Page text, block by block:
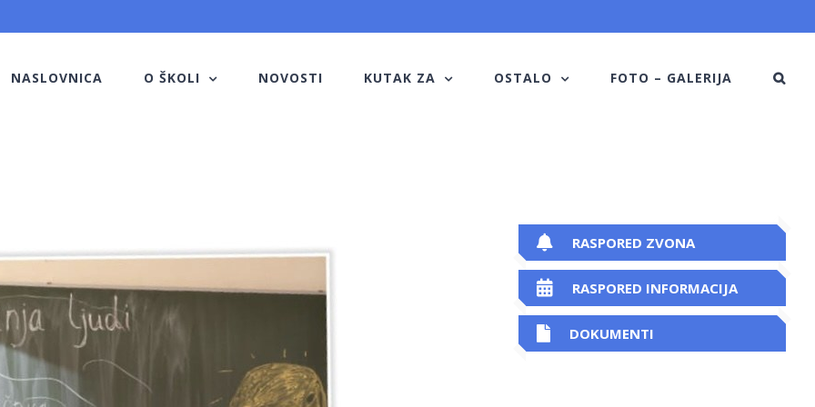
NASLOVNICA O ŠKOLI NOVOSTI KUTAK ZA OSTALO FOTO – GALERIJA
RASPORED ZVONA
RASPORED INFORMACIJA
DOKUMENTI